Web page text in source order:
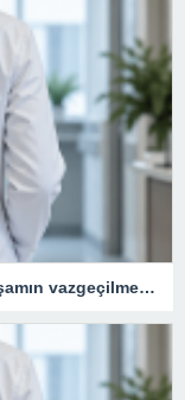
Geri dönüşüm kutusu neden günlük yaşamın vazgeçilmezidir?